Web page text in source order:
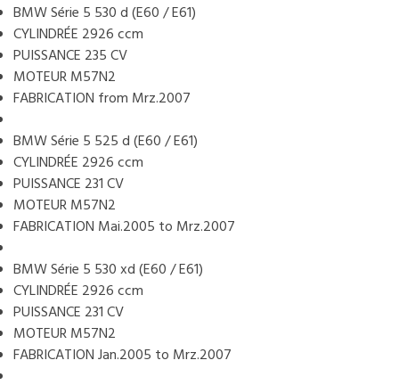
BMW Série 5 530 d (E60 / E61)
CYLINDRÉE 2926 ccm
PUISSANCE 235 CV
MOTEUR M57N2
FABRICATION from Mrz.2007
BMW Série 5 525 d (E60 / E61)
CYLINDRÉE 2926 ccm
PUISSANCE 231 CV
MOTEUR M57N2
FABRICATION Mai.2005 to Mrz.2007
BMW Série 5 530 xd (E60 / E61)
CYLINDRÉE 2926 ccm
PUISSANCE 231 CV
MOTEUR M57N2
FABRICATION Jan.2005 to Mrz.2007